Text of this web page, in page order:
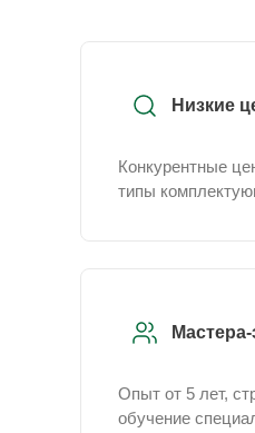
Низкие
Конкурентные
типы
Опыт от 5 лет,
обучение